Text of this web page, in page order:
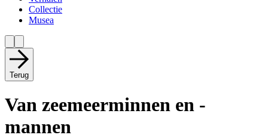
Collectie
Musea
Terug
Van zeemeerminnen en -
mannen